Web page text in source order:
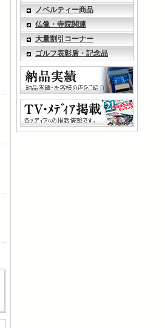
ノベルティー商品
仏像・寺院関連
大量割引コーナー
ゴルフ表彰盾・記念品